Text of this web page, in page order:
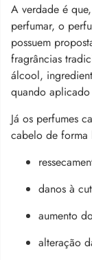
A verdade é
perfumar, o
possuem
fragrâncias
álcool,
quando
Já os perfumes
cabelo de forma
danos à
aumento
alteração